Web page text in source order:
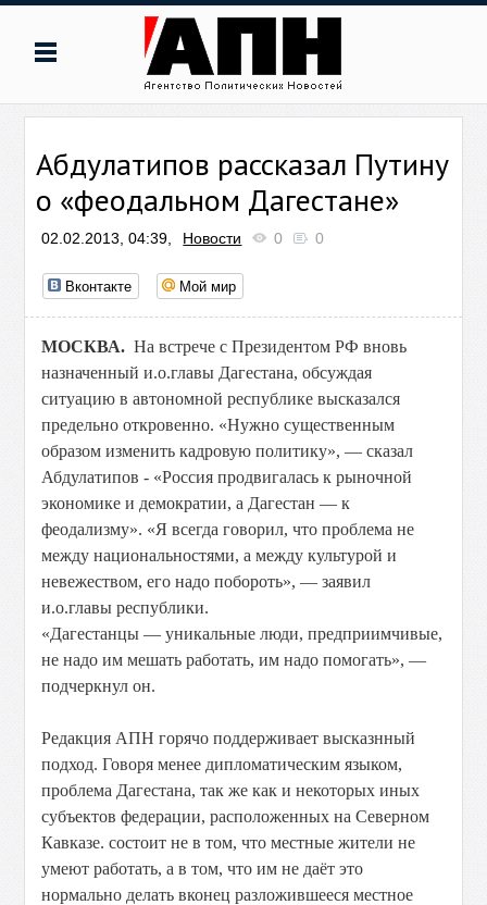
Абдулатипов рассказал Путину
о «феодальном Дагестане»
02.02.2013, 04:39, Новости 0 0
Вконтакте Мой мир
МОСКВА.На встрече с Президентом РФ вновь
назначенный и.о.главы Дагестана, обсуждая
ситуацию в автономной республике высказался
предельно откровенно. «Нужно существенным
образом изменить кадровую политику», — сказал
Абдулатипов - «Россия продвигалась к рыночной
экономике и демократии, а Дагестан — к
феодализму». «Я всегда говорил, что проблема не
между национальностями, а между культурой и
невежеством, его надо побороть», — заявил
и.о.главы республики.
«Дагестанцы — уникальные люди, предприимчивые,
не надо им мешать работать, им надо помогать», —
подчеркнул он.
Редакция АПН горячо поддерживает высказнный
подход. Говоря менее дипломатическим языком,
проблема Дагестана, так же как и некоторых иных
субъектов федерации, расположенных на Северном
Кавказе. состоит не в том, что местные жители не
умеют работать, а в том, что им не даёт это
нормально делать вконец разложившееся местное